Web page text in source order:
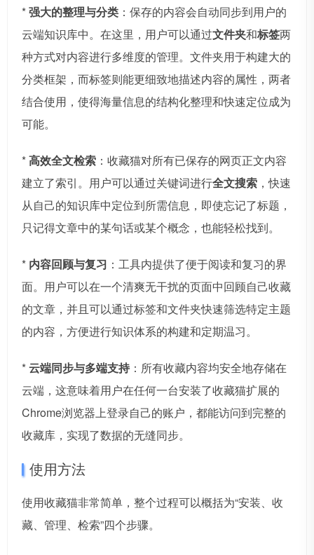
*强大的整理与分类 ：保存的内容会自动同步到用户的
云端知识库中。在这里，用户可以通过文件夹和标签两
种方式对内容进行多维度的管理。文件夹用于构建大的
分类框架，而标签则能更细致地描述内容的属性，两者
结合使用，使得海量信息的结构化整理和快速定位成为
可能。
*高效全文检索 ：收藏猫对所有已保存的网页正文内容
建立了索引。用户可以通过关键词进行全文搜索 ，快速
从自己的知识库中定位到所需信息，即使忘记了标题，
只记得文章中的某句话或某个概念，也能轻松找到。
* 内容回顾与复习 ：工具内提供了便于阅读和复习的界
面。用户可以在一个清爽无干扰的页面中回顾自己收藏
的文章，并且可以通过标签和文件夹快速筛选特定主题
的内容，方便进行知识体系的构建和定期温习。
*云端同步与多端支持 ：所有收藏内容均安全地存储在
云端，这意味着用户在任何一台安装了收藏猫扩展的
Chrome浏览器上登录自己的账户，都能访问到完整的
收藏库，实现了数据的无缝同步。
使用方法
使用收藏猫非常简单，整个过程可以概括为“安装、收
藏、管理、检索”四个步骤。